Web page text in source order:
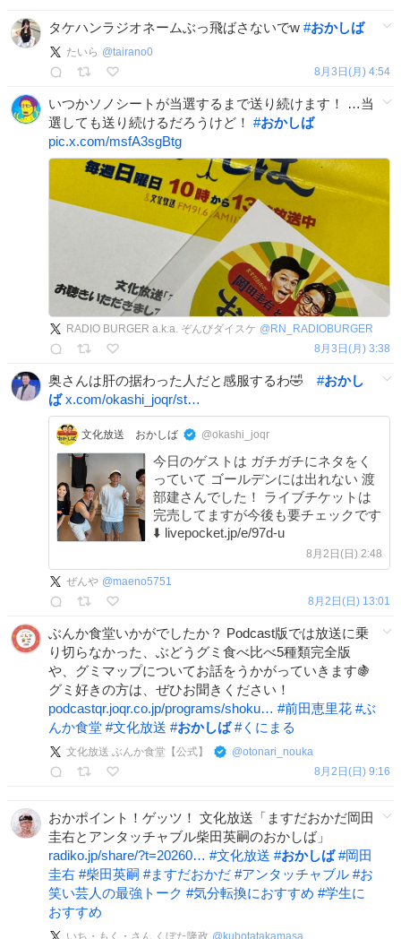
タケハンラジオネームぶっ飛ばさないでw #おかしば
たいら @tairano0
8月3日(月) 4:54
いつかソノシートが当選するまで送り続けます！ …当
選しても送り続けるだろうけど！ #おかしば
pic.x.com/msfA3sgBtg
RADIO BURGER a.k.a. ぞんびダイスケ @ RN_RADIOBURGER
8月3日(月) 3:38
奥さんは肝の据わった人だと感服するわ🤣 #おかし
ば x.com/okashi_joqr/st…
文化放送 おかしば @okashi_joqr
今日のゲストは ガチガチにネタをく
っていて ゴールデンには出れない 渡
部建さんでした！ ライブチケットは
完売してますが今後も要チェックです
⬇️ livepocket.jp/e/97d-u
8月2日(日) 2:48
ぜんや @maeno5751
8月2日(日) 13:01
ぶんか食堂いかがでしたか？ Podcast版では放送に乗
り切らなかった、ぶどうグミ食べ比べ5種類完全版
や、グミマップについてお話をうかがっていきます🍇
グミ好きの方は、ぜひお聞きください！
podcastqr.joqr.co.jp/programs/shoku… #前田恵里花 #ぶ
んか食堂 #文化放送 #おかしば #くにまる
文化放送 ぶんか食堂【公式】 @otonari_nouka
8月2日(日) 9:16
おかポイント！ゲッツ！ 文化放送「ますだおかだ岡田
圭右とアンタッチャブル柴田英嗣のおかしば」
radiko.jp/share/?t=20260… #文化放送 #おかしば #岡田
圭右 #柴田英嗣 #ますだおかだ #アンタッチャブル #お
笑い芸人の最強トーク #気分転換におすすめ #学生に
おすすめ
いち・もく・さん くぼた隆政 @ kubotatakamasa